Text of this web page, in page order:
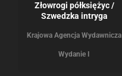
Złowrogi półksiężyc /
Szwedzka intryga
Krajowa Agencja Wydawnicza
Wydanie I